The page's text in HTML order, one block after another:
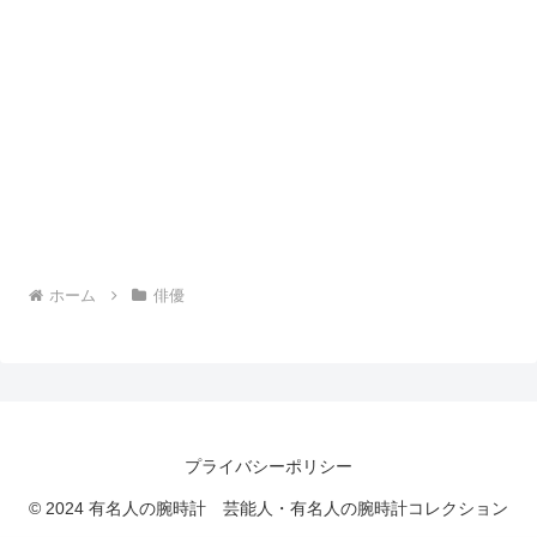
ホーム 俳優
プライバシーポリシー
© 2024 有名人の腕時計 芸能人・有名人の腕時計コレクション